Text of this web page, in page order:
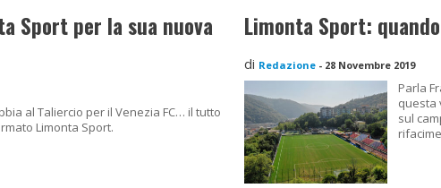
Sport per la sua nuova
al Taliercio per il Venezia FC… il tutto
Limonta Sport.
Limonta Sport:
di Redazione - 28 Novembre 2019
Parla
questa
sul